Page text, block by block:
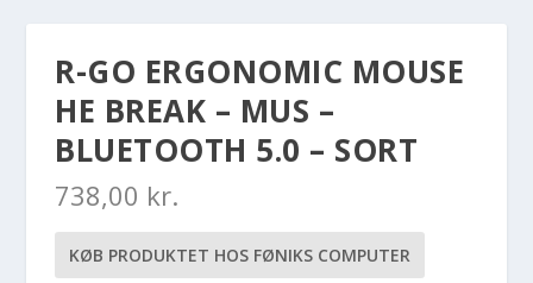
R-GO ERGONOMIC MOUSE
HE BREAK – MUS –
BLUETOOTH 5.0 – SORT
738,00 kr.
KØB PRODUKTET HOS FØNIKS COMPUTER